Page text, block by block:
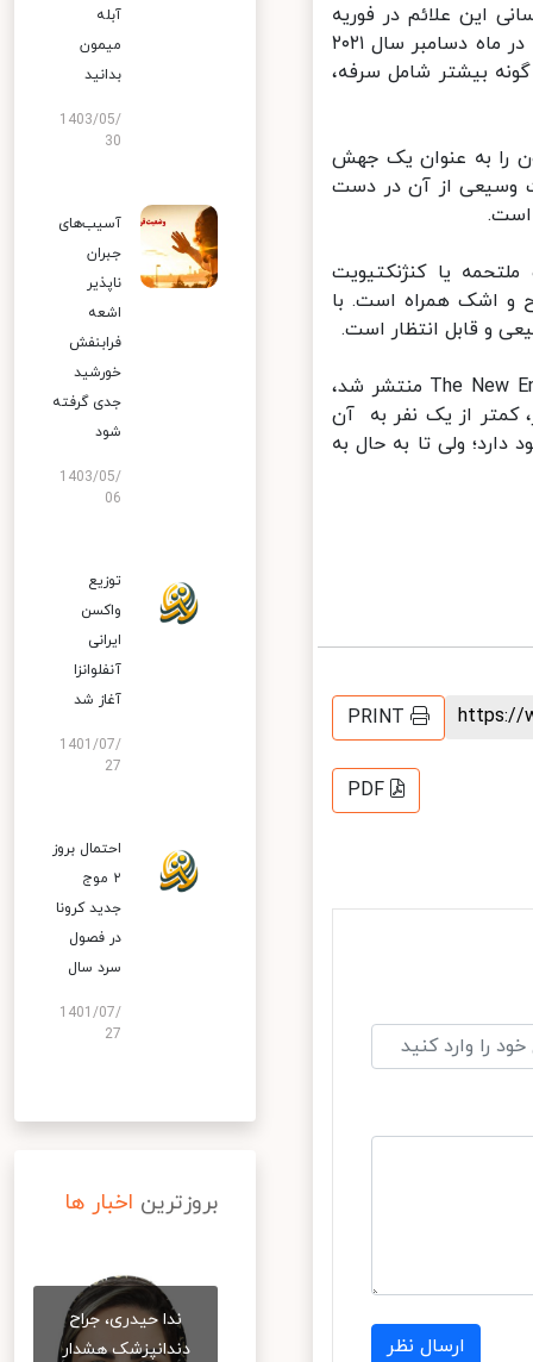
این علائم در فوریه
سال ۲۰۲۱ میلادی بود؛ یعنی زمانی که گونه دلتا شیوع غالب بود. گزارشی که در ماه دسامبر سال ۲۰۲۱
بیشتر شامل سرفه،
میلادی سویه اومیکرون را به عنوان یک جهش
وسیعی از آن در دست
یا کنژنکتیویت
اشک همراه است. با
و قابل انتظار است.
بر اساس مطالعاتی که چندی پیش در نشریه The New England Journal of Medicine منتشر شد،‌
کمتر از یک نفر به آن
‌ولی تا به حال به
PRINT
PDF
ارسال نظر
آبله
میمون
بدانید
1403/05/
30
آسیب‌های
جبران
ناپذیر
اشعه
فرابنفش
خورشید
جدی گرفته
شود
1403/05/
06
توزیع
واکسن
ایرانی
آنفلوانزا
آغاز شد
1401/07/
27
احتمال بروز
۲ موج
جدید کرونا
در فصول
سرد سال
1401/07/
27
بروزترین اخبار ها
ندا حیدری، جراح
دندانپزشک هشدار